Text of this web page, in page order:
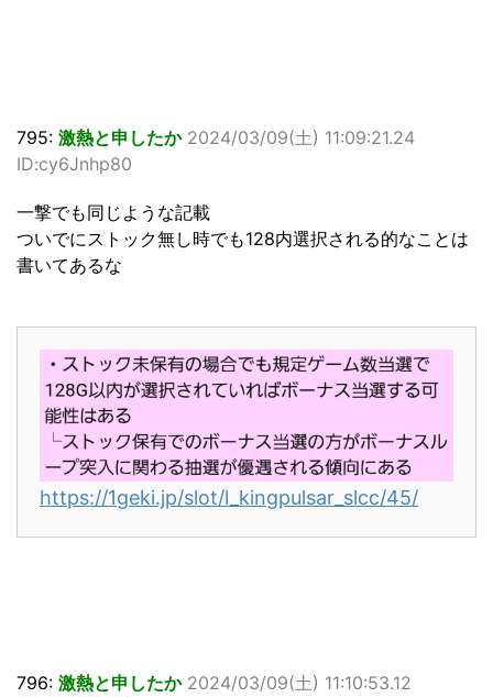
795: 激熱と申したか 2024/03/09(土) 11:09:21.24
ID:cy6Jnhp80
一撃でも同じような記載
ついでにストック無し時でも128内選択される的なことは
書いてあるな
https://1geki.jp/slot/l_kingpulsar_slcc/45/
796: 激熱と申したか 2024/03/09(土) 11:10:53.12